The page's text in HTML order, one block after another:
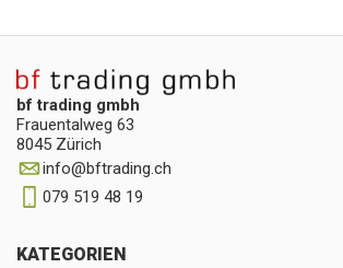
bf trading gmbh
Frauentalweg 63
8045 Zürich
info@bftrading.ch
079 519 48 19
KATEGORIEN